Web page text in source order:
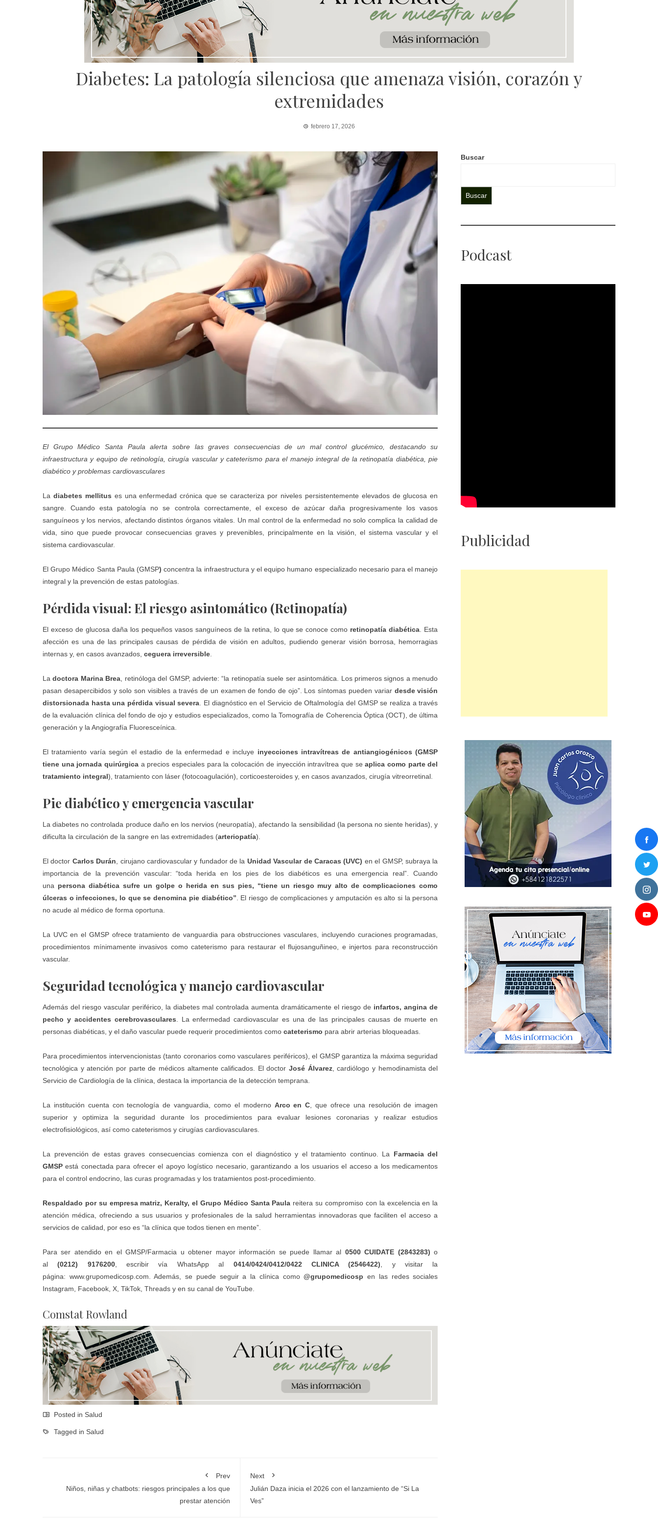
Diabetes: La patología silenciosa que amenaza visión, corazón y
extremidades
febrero 17, 2026
El Grupo Médico Santa Paula alerta sobre las graves consecuencias de un mal control glucémico, destacando su
infraestructura y equipo de retinología, cirugía vascular y cateterismo para el manejo integral de la retinopatía diabética, pie
diabético y problemas cardiovasculares
La diabetes mellitus es una enfermedad crónica que se caracteriza por niveles persistentemente elevados de glucosa en
sangre. Cuando esta patología no se controla correctamente, el exceso de azúcar daña progresivamente los vasos
sanguíneos y los nervios, afectando distintos órganos vitales. Un mal control de la enfermedad no solo complica la calidad de
vida, sino que puede provocar consecuencias graves y prevenibles, principalmente en la visión, el sistema vascular y el
sistema cardiovascular.
ElGrupo Médico Santa Paula (GMSP) concentra la infraestructura y el equipo humano especializado necesario para el manejo
integral y la prevención de estas patologías.
Pérdida visual: El riesgo asintomático (Retinopatía)
El exceso de glucosa daña los pequeños vasos sanguíneos de la retina, lo que se conoce como retinopatía diabética . Esta
afección es una de las principales causas de pérdida de visión en adultos, pudiendo generar visión borrosa, hemorragias
internas y, en casos avanzados, ceguera irreversible
Ladoctora Marina Brea , retinóloga del GMSP, advierte: “la retinopatía suele ser asintomática. Los primeros signos a menudo
pasan desapercibidos y solo son visibles a través de un examen de fondo de ojo”. Los síntomas pueden variar desde visión
distorsionada hasta una pérdida visual severa . El diagnóstico en el Servicio de Oftalmología del GMSP se realiza a través
de la evaluación clínica del fondo de ojo y estudios especializados, como la Tomografía de Coherencia Óptica (OCT), de última
generación y la Angiografía Fluoresceínica.
El tratamiento varía según el estadio de la enfermedad e incluye inyecciones intravítreas de antiangiogénicos (GMSP
tiene una jornada quirúrgica a precios especiales para la colocación de inyección intravítrea que seaplica como parte del
tratamiento integral), tratamiento con láser (fotocoagulación), corticoesteroides y, en casos avanzados, cirugía vitreorretinal.
Pie diabético y emergencia vascular
La diabetes no controlada produce daño en los nervios (neuropatía), afectando la sensibilidad (la persona no siente heridas), y
dificulta la circulación de la sangre en las extremidades (arteriopatía).
El doctor Carlos Durán , cirujano cardiovascular y fundador de la Unidad Vascular de Caracas (UVC) en el GMSP, subraya la
importancia de la prevención vascular: “toda herida en los pies de los diabéticos es una emergencia real”. Cuando
una persona diabética sufre un golpe o herida en sus pies, “tiene un riesgo muy alto de complicaciones como
úlceras o infecciones, lo que se denomina pie diabético” . El riesgo de complicaciones y amputación es alto si la persona
no acude al médico de forma oportuna.
La UVC en el GMSP ofrece tratamiento de vanguardia para obstrucciones vasculares, incluyendo curaciones programadas,
procedimientos mínimamente invasivos como cateterismo para restaurar el flujosanguñineo, e injertos para reconstrucción
vascular.
Seguridad tecnológica y manejo cardiovascular
Además del riesgo vascular periférico, la diabetes mal controlada aumenta dramáticamente el riesgo de infartos, angina de
pecho y accidentes cerebrovasculares . La enfermedad cardiovascular es una de las principales causas de muerte en
personas diabéticas, y el daño vascular puede requerir procedimientos como cateterismo para abrir arterias bloqueadas.
Para procedimientos intervencionistas (tanto coronarios como vasculares periféricos), el GMSP garantiza la máxima seguridad
tecnológica y atención por parte de médicos altamente calificados. El doctorJosé Álvarez, cardiólogo y hemodinamista del
Servicio de Cardiología de la clínica, destaca la importancia de la detección temprana.
La institución cuenta con tecnología de vanguardia, como el moderno Arco en C , que ofrece una resolución de imagen
superior y optimiza la seguridad durante los procedimientos para evaluar lesiones coronarias y realizar estudios
electrofisiológicos, así como cateterismos y cirugías cardiovasculares.
La prevención de estas graves consecuencias comienza con el diagnóstico y el tratamiento continuo. La Farmacia del
GMSP está conectada para ofrecer el apoyo logístico necesario, garantizando a los usuarios el acceso a los medicamentos
para el control endocrino, las curas programadas y los tratamientos post-procedimiento.
Respaldado por su empresa matriz, Keralty, el Grupo Médico Santa Paula reitera su compromiso con la excelencia en la
atención médica, ofreciendo a sus usuarios y profesionales de la salud herramientas innovadoras que faciliten el acceso a
servicios de calidad, por eso es “la clínica que todos tienen en mente”.
Para ser atendido en el GMSP/Farmacia u obtener mayor información se puede llamar al 0500 CUIDATE (2843283) o
al(0212) 9176200, escribir vía WhatsApp al 0414/0424/0412/0422 CLINICA (2546422) , y visitar la
página: www.grupomedicosp.com . Además, se puede seguir a la clínica como@grupomedicosp en las redes sociales
Instagram, Facebook, X, TikTok, Threads y en su canal de YouTube.
Comstat Rowland
Posted in Salud
Tagged in Salud
Prev
Niños, niñas y chatbots: riesgos principales a los que
prestar atención
Next
Julián Daza inicia el 2026 con el lanzamiento de “Si La
Ves”
Buscar
Buscar
Podcast
Publicidad